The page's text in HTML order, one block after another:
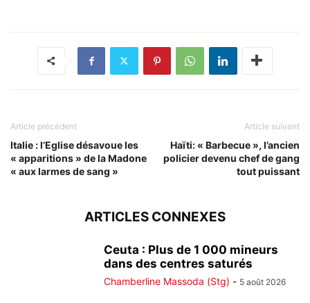
Article précédent
Italie : l’Eglise désavoue les
« apparitions » de la Madone
« aux larmes de sang »
Article suivant
Haïti: « Barbecue », l’ancien
policier devenu chef de gang
tout puissant
ARTICLES CONNEXES
Ceuta : Plus de 1 000 mineurs
dans des centres saturés
Chamberline Massoda (Stg) - 5 août 2026